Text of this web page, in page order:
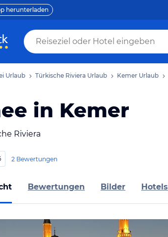
herunterladen
Urlaub Türkische Riviera Urlaub Kemer Urlaub
in Kemer
Riviera
2 Bewertungen
Bewertungen Bilder Hotels